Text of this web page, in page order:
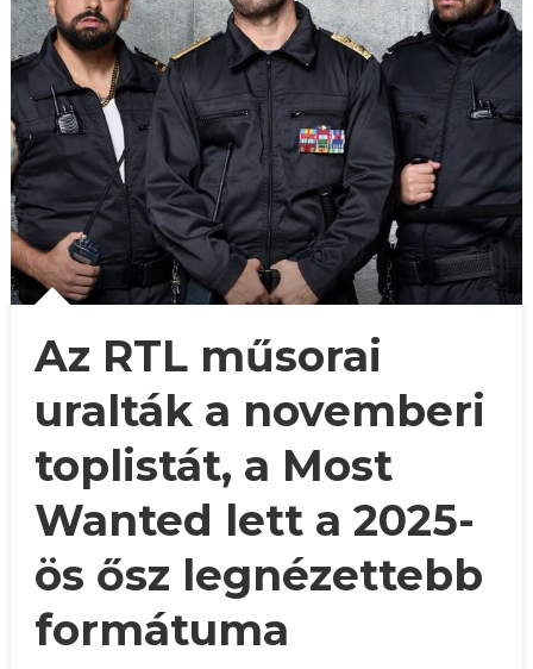
Az RTL műsorai
uralták a novemberi
toplistát, a Most
Wanted lett a 2025-
ös ősz legnézettebb
formátuma